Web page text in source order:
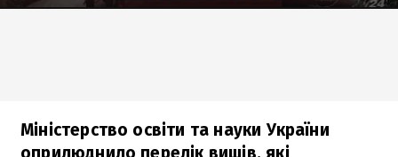
Міністерство освіти та науки України
оприлюднило перелік вишів, які